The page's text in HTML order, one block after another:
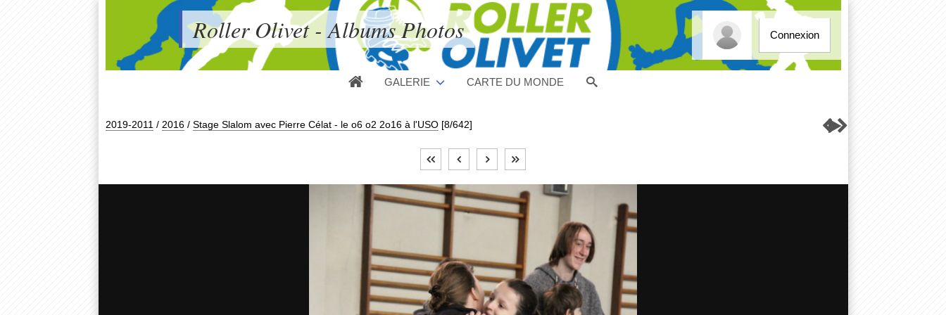
Roller Olivet - Albums Photos Connexion
GALERIE CARTE DU MONDE
2019-2011 / 2016 / Stage Slalom avec Pierre Célat - le o6 o2 2o16 à l'USO [8/642] 